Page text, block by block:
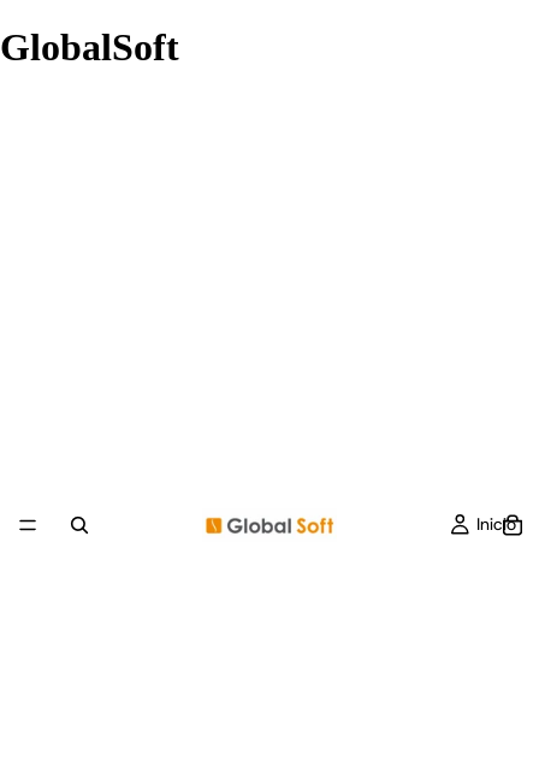
GlobalSoft
Inicio